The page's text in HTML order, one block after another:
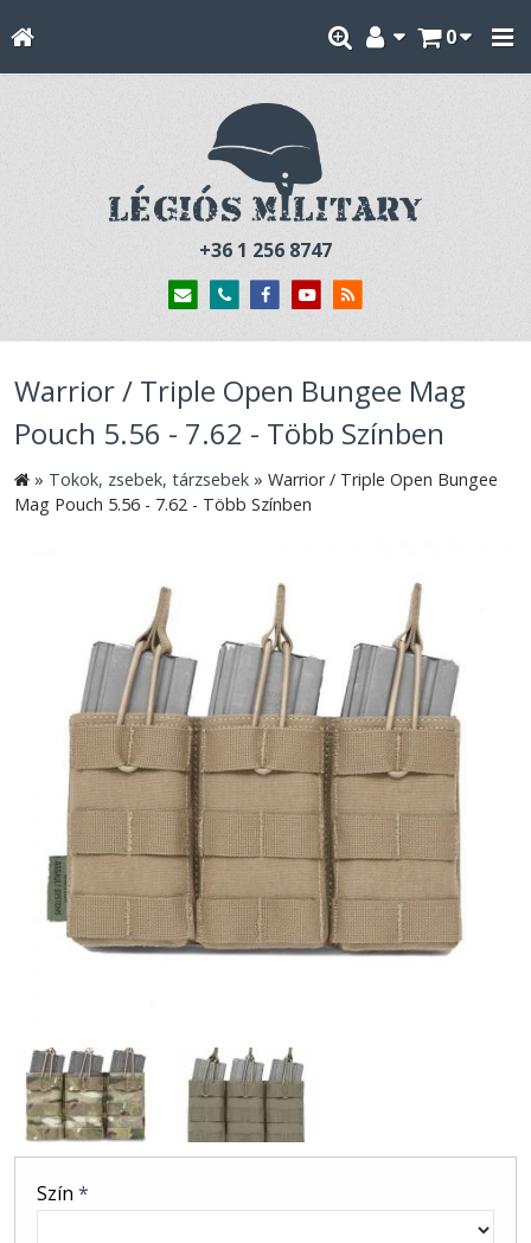
0
+36 1 256 8747
Warrior / Triple Open Bungee Mag
Pouch 5.56 - 7.62 - Több Színben
» Tokok, zsebek, tárzsebek » Warrior / Triple Open Bungee
Mag Pouch 5.56 - 7.62 - Több Színben
Szín *